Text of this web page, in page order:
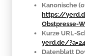
Kanonische
https://
Obstpresse-
Kurze URL-
yerd.de/
Datenblatt